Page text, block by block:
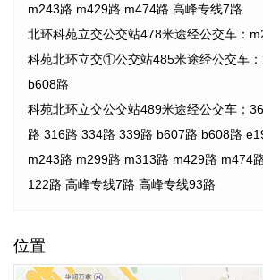
m243路 m429路 m474路 高峰专线7路
北环科苑立交公交站478米途经公交车：
科苑北环立交①公交站485米途经公交车
b608路
科苑北环立交公交站489米途经公交车：
路 316路 334路 339路 b607路 b608路
m243路 m299路 m313路 m429路 m474
122路 高峰专线7路 高峰专线93路
位置